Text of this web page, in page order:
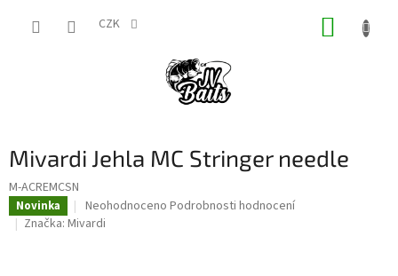
CZK
Mivardi Jehla MC Stringer needle
M-ACREMCSN
Novinka
Průměrné
hodnocení
Neohodnoceno Podrobnosti hodnocení
Značka: Mivardi